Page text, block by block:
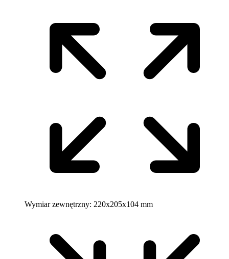
Wymiar zewnętrzny: 220x205x104 mm